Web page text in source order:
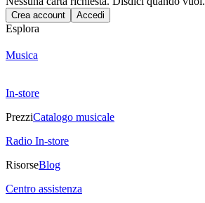
Crea account Accedi
Esplora
Musica
In-store
PrezziCatalogo musicale
Radio In-store
RisorseBlog
Centro assistenza